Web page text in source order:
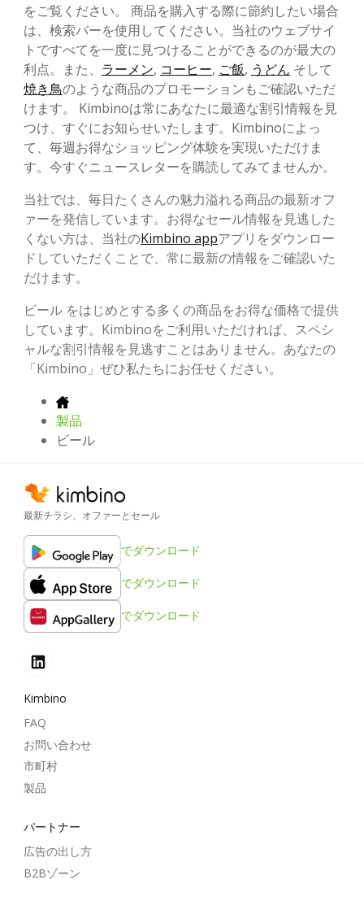
をご覧ください。 商品を購入する際に節約したい場合
は、検索バーを使用してください。当社のウェブサイ
トですべてを一度に見つけることができるのが最大の
利点。また、 ラーメン, コーヒー, ご飯, うどん そして
焼き鳥のような商品のプロモーションもご確認いただ
けます。 Kimbinoは常にあなたに最適な割引情報を見
つけ、すぐにお知らせいたします。Kimbinoによっ
て、毎週お得なショッピング体験を実現いただけま
す。今すぐニュースレターを購読してみてませんか。
当社では、毎日たくさんの魅力溢れる商品の最新オフ
ァーを発信しています。お得なセール情報を見逃した
くない方は、当社のKimbino appアプリをダウンロー
ドしていただくことで、常に最新の情報をご確認いた
だけます。
ビール をはじめとする多くの商品をお得な価格で提供
しています。Kimbinoをご利用いただければ、スペシ
ャルな割引情報を見逃すことはありません。あなたの
「Kimbino」ぜひ私たちにお任せください。
製品
ビール
最新チラシ、オファーとセール
でダウンロード
でダウンロード
でダウンロード
Kimbino
FAQ
お問い合わせ
市町村
製品
パートナー
広告の出し方
B2Bゾーン